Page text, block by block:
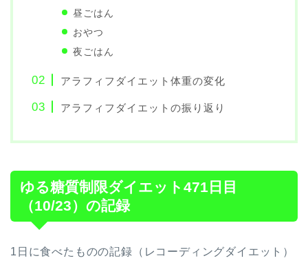
昼ごはん
おやつ
夜ごはん
アラフィフダイエット体重の変化
アラフィフダイエットの振り返り
ゆる糖質制限ダイエット471日目
（10/23）の記録
1日に食べたものの記録（レコーディングダイエット）